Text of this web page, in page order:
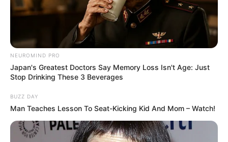
NEUROMIND PRO
Japan's Greatest Doctors Say Memory Loss Isn't Age: Just
Stop Drinking These 3 Beverages
BUZZ DAY
Man Teaches Lesson To Seat-Kicking Kid And Mom – Watch!